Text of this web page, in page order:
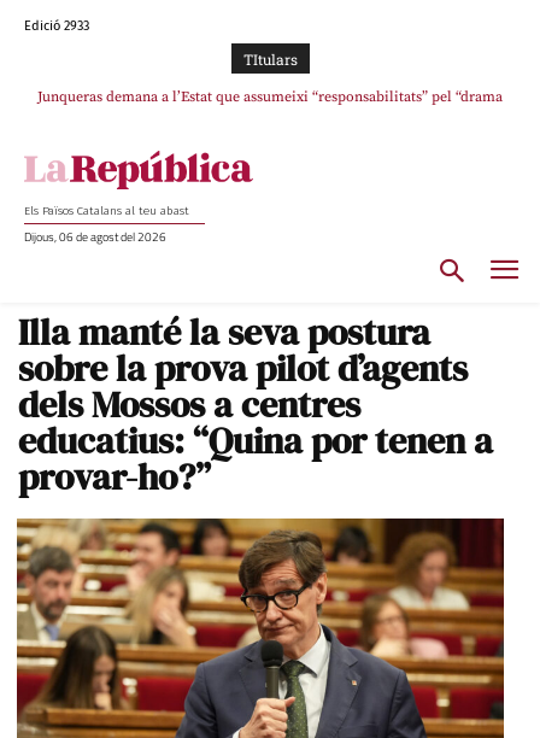
Edició 2933
TItulars
Junqueras demana a l’Estat que assumeixi “responsabilitats” pel “drama
Els Països Catalans al teu abast
Dijous, 06 de agost del 2026
Illa manté la seva postura
sobre la prova pilot d’agents
dels Mossos a centres
educatius: “Quina por tenen a
provar-ho?”